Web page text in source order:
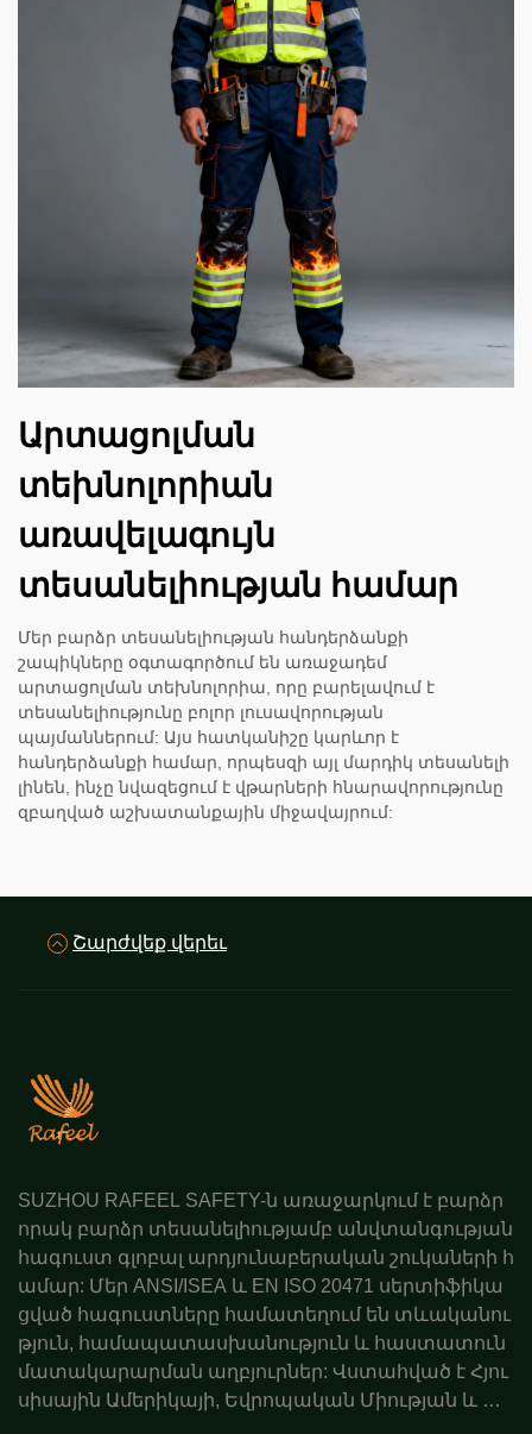
Արտացոլման
տեխնոլորիան
առավելագույն
տեսանելիության համար
Մեր բարձր տեսանելիության հանդերձանքի
շապիկները օգտագործում են առաջադեմ
արտացոլման տեխնոլորիա, որը բարելավում է
տեսանելիությունը բոլոր լուսավորության
պայմաններում: Այս հատկանիշը կարևոր է
հանդերձանքի համար, որպեսզի այլ մարդիկ տեսանելի
լինեն, ինչը նվազեցում է վթարների հնարավորությունը
զբաղված աշխատանքային միջավայրում:
Շարժվեք վերեւ
SUZHOU RAFEEL SAFETY-ն առաջարկում է բարձր
որակ բարձր տեսանելիությամբ անվտանգության
հագուստ գլոբալ արդյունաբերական շուկաների հ
ամար: Մեր ANSI/ISEA և EN ISO 20471 սերտիֆիկա
ցված հագուստները համատեղում են տևականու
թյուն, համապատասխանություն և հաստատուն
մատակարարման աղբյուրներ: Վստահված է Հյու
սիսային Ամերիկայի, Եվրոպական Միության և Ավ